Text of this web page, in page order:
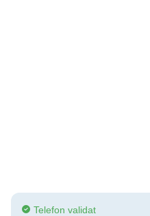
Telefon validat